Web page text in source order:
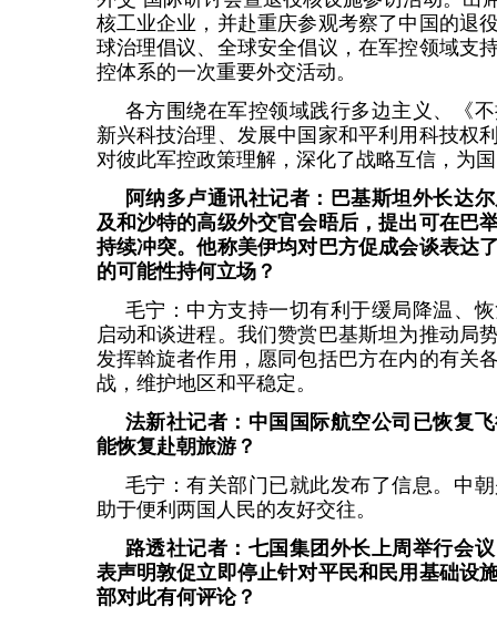
核工业企业，并赴重庆参观考察了中国的退
球治理倡议、全球安全倡议，在军控领域支
控体系的一次重要外交活动。
各方围绕在军控领域践行多边主义、《
新兴科技治理、发展中国家和平利用科技权
对彼此军控政策理解，深化了战略互信，为
阿纳多卢通讯社记者：巴基斯坦外长达
及和沙特的高级外交官会晤后，提出可在巴
持续冲突。他称美伊均对巴方促成会谈表达
的可能性持何立场？
毛宁：中方支持一切有利于缓局降温、
启动和谈进程。我们赞赏巴基斯坦为推动局
发挥斡旋者作用，愿同包括巴方在内的有关
战，维护地区和平稳定。
法新社记者：中国国际航空公司已恢复
能恢复赴朝旅游？
毛宁：有关部门已就此发布了信息。中
助于便利两国人民的友好交往。
路透社记者：七国集团外长上周举行会
表声明敦促立即停止针对平民和民用基础设
部对此有何评论？